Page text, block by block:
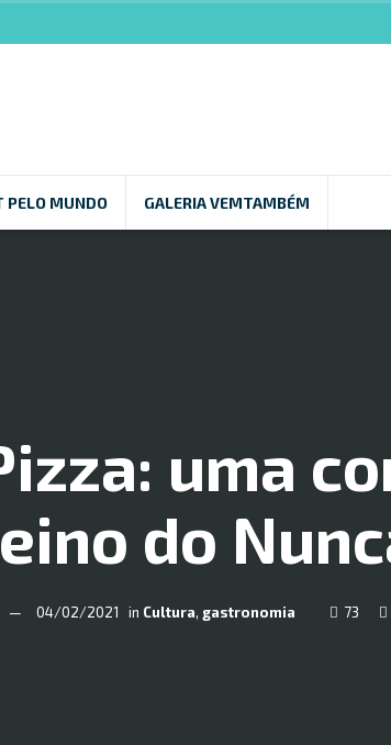
PELO MUNDO GALERIA VEMTAMBÉM
uma
do
04/02/2021 in Cultura, gastronomia 73